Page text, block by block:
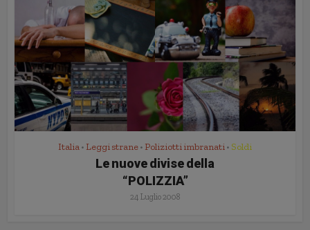
Italia • Leggi strane • Poliziotti imbranati • Soldi
Le nuove divise della
“POLIZZIA”
24 Luglio 2008